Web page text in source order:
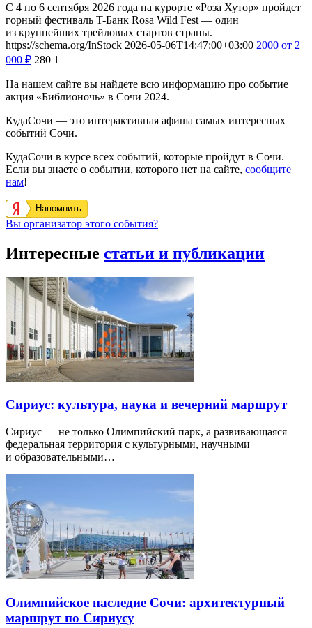
С 4 по 6 сентября 2026 года на курорте «Роза Хутор» пройдет
горный фестиваль T-Банк Rosa Wild Fest — один
из крупнейших трейловых стартов страны.
https://schema.org/InStock 2026-05-06T14:47:00+03:00 2000 от 2
000 ₽ 280 1
На нашем сайте вы найдете всю информацию про событие
акция «Библионочь» в Сочи 2024.
КудаСочи — это интерактивная афиша самых интересных
событий Сочи.
КудаСочи в курсе всех событий, которые пройдут в Сочи.
Если вы знаете о событии, которого нет на сайте, сообщите
нам!
Напомнить
Вы организатор этого события?
Интересные статьи и публикации
Сириус: культура, наука и вечерний маршрут
Сириус — не только Олимпийский парк, а развивающаяся
федеральная территория с культурными, научными
и образовательными…
Олимпийское наследие Сочи: архитектурный
маршрут по Сириусу